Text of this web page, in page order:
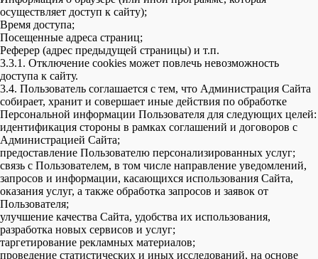
осуществляет доступ к сайту);
Время доступа;
Посещенные адреса страниц;
Реферер (адрес предыдущей страницы) и т.п.
3.3.1. Отключение cookies может повлечь невозможность
доступа к сайту.
3.4. Пользователь соглашается с тем, что Администрация Сайта
собирает, хранит и совершает иные действия по обработке
Персональной информации Пользователя для следующих целей:
идентификация стороны в рамках соглашений и договоров с
Администрацией Сайта;
предоставление Пользователю персонализированных услуг;
связь с Пользователем, в том числе направление уведомлений,
запросов и информации, касающихся использования Сайта,
оказания услуг, а также обработка запросов и заявок от
Пользователя;
улучшение качества Сайта, удобства их использования,
разработка новых сервисов и услуг;
таргетирование рекламных материалов;
проведение статистических и иных исследований, на основе